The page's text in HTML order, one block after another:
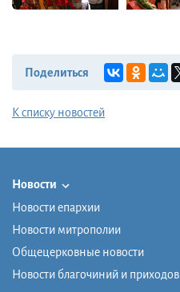
Поделиться
К списку новостей
Новости
Новости епархии
Новости митрополии
Общецерковные новости
Новости благочиний и приходов